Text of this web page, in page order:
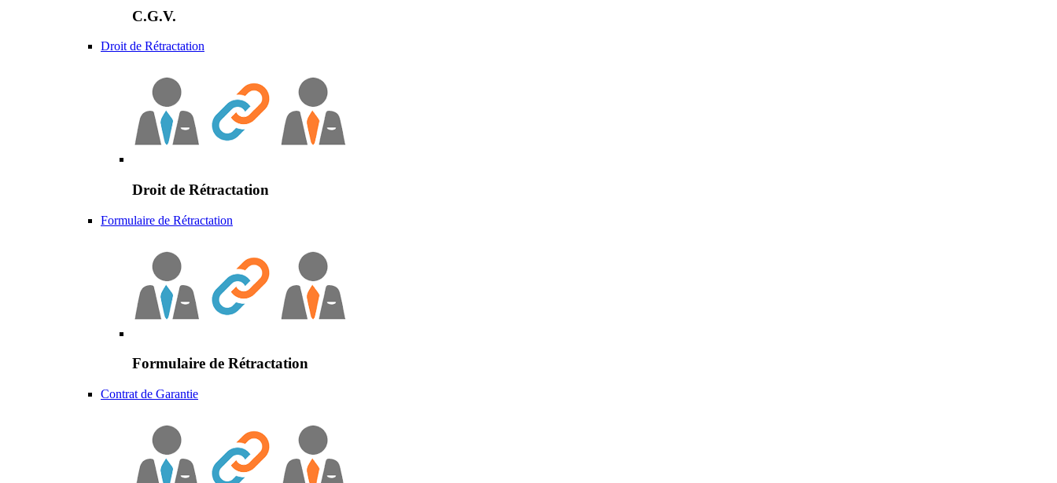
C.G.V.
Droit de Rétractation
Droit de Rétractation
Formulaire de Rétractation
Formulaire de Rétractation
Contrat de Garantie